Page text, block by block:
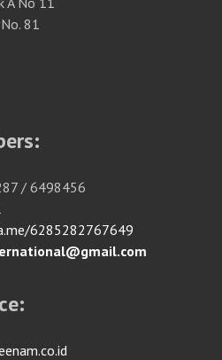
81
/ 6498456
6285282767649